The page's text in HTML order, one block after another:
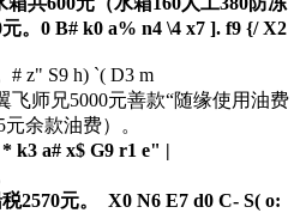
。 0 B# k0 a% n4 \4 x7 ]. f9 {/ X2
# z" S9 h) `( D3 m
飞师兄5000元善款“随缘使用油费
余款油费）。
* k3 a# x$ G9 r1 e" |
2570元。
X0 N6 E7 d0 C- S( o: